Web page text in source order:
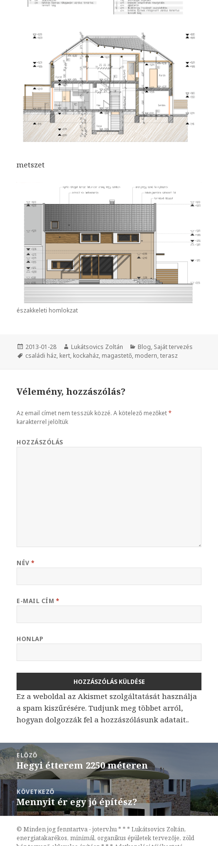
metszet
északkeleti homlokzat
Közzétéve
2013-01-28 Szerző
Lukátsovics Zoltán Kategória
Blog, Saját tervezés
Címke
családi ház, kert, kockaház, magastető, modern,terasz
Vélemény, hozzászólás?
Az email címet nem tesszük közzé. A kötelező mezőket*
karakterrel jelöltük
HOZZÁSZÓLÁS
NÉV*
E-MAIL CÍM *
HONLAP
Ez a weboldal az Akismet szolgáltatását használja
a spam kiszűrésére.Tudjunk meg többet arról,
hogyan dolgozzák fel a hozzászólásunk adatait..
Bejegyzés
navigáció
ELŐZŐ
Korábbi
bejegyzések:
Hegyi étterem 2250 méteren
KÖVETKEZŐ
Következő
bejegyzések:
Mennyit ér egy jó építész?
© Minden jog fenntartva - joterv.hu * * * Lukátsovics Zoltán,
energiatakarékos, minimál, organikus épületek tervezője, zöld